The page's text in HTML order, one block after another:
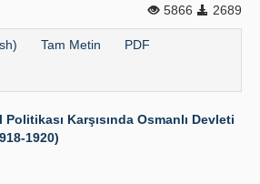
5866
2689
Tam Metin PDF
Karşısında Osmanlı Devleti
1920)